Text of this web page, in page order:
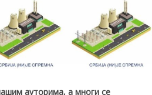
ауторима, а многи се